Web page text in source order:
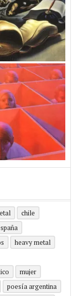
chile
heavy metal
mujer
poesía argentina